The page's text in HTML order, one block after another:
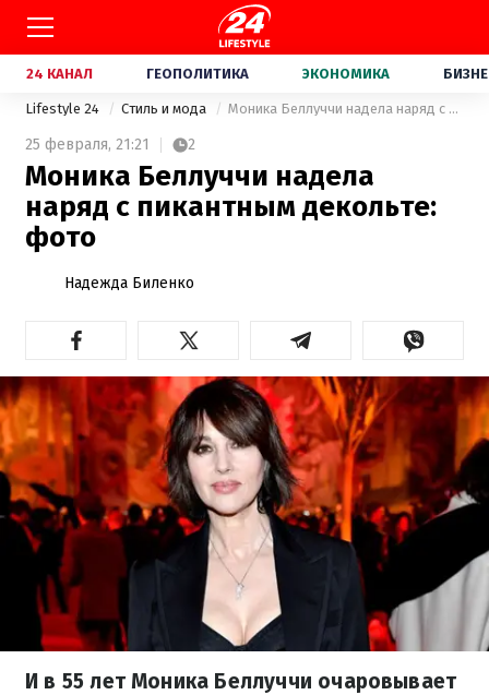
24 КАНАЛ ГЕОПОЛИТИКА ЭКОНОМИКА
Lifestyle 24 Стиль и мода Моника Беллуччи надела наряд с пикантным декольте: фото
25 февраля, 21:21 2
Моника Беллуччи надела
наряд с пикантным декольте:
фото
Надежда Биленко
И в 55 лет Моника Беллуччи очаровывает